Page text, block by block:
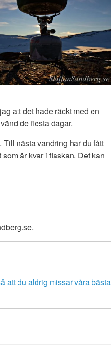
att det hade räckt med en
de flesta dagar.
Till nästa vandring har du fått
är kvar i flaskan. Det kan
att du aldrig missar våra bästa